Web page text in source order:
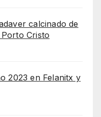
calcinado de
Cristo
2023 en Felanitx y